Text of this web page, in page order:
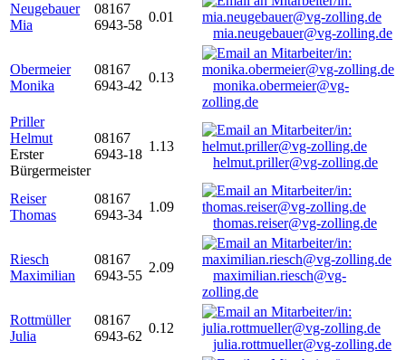
Neugebauer
Mia
08167
6943-58
0.01
mia.neugebauer@vg-zolling.de
Obermeier
Monika
08167
6943-42
0.13
monika.obermeier@vg-
zolling.de
Priller
Helmut
Erster
Bürgermeister
08167
6943-18
1.13
helmut.priller@vg-zolling.de
Reiser
Thomas
08167
6943-34
1.09
thomas.reiser@vg-zolling.de
Riesch
Maximilian
08167
6943-55
2.09
maximilian.riesch@vg-
zolling.de
Rottmüller
Julia
08167
6943-62
0.12
julia.rottmueller@vg-zolling.de